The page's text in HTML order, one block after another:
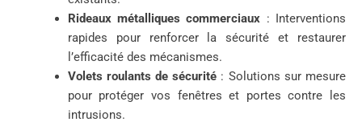
Rideaux métalliques commerciaux : Interventions
rapides pour renforcer la sécurité et restaurer
l’efficacité des mécanismes.
Volets roulants de sécurité : Solutions sur mesure
pour protéger vos fenêtres et portes contre les
intrusions.